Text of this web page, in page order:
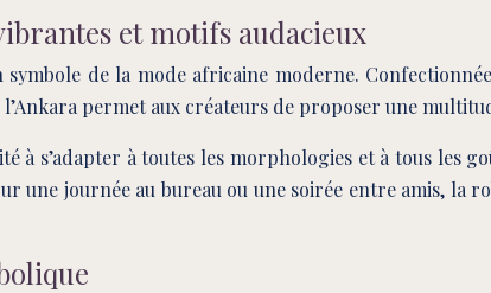
et motifs audacieux
de la mode africaine moderne.
permet aux créateurs de proposer une
à s’adapter à toutes les morphologies et à tous
une journée au bureau ou une soirée entre amis, la